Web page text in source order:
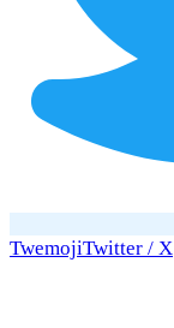
TwemojiTwitter / X